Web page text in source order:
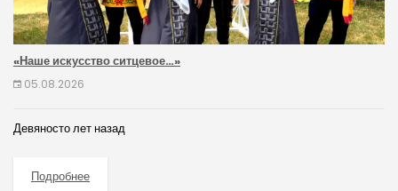
«Наше искусство ситцевое…»
05.08.2026
Девяносто лет назад
Подробнее